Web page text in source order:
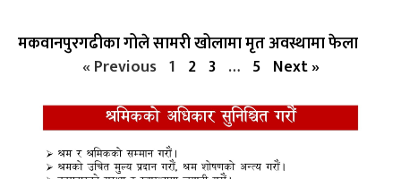
मकवानपुरगढीका गोले सामरी खोलामा मृत अवस्थामा फेला
« Previous 1 2 3 … 5 Next »